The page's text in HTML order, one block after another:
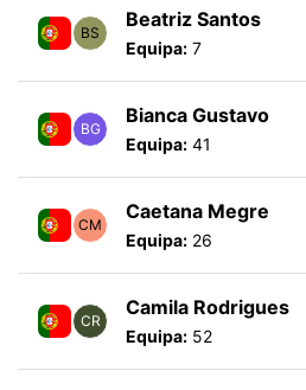
BS
Beatriz Santos
Equipa: 7
BG
Bianca Gustavo
Equipa: 41
CM
Caetana Megre
Equipa: 26
CR
Camila Rodrigues
Equipa: 52